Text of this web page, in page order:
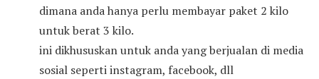
dimana anda hanya perlu membayar paket 2 kilo
untuk berat 3 kilo.
ini dikhususkan untuk anda yang berjualan di media
sosial seperti instagram, facebook, dll